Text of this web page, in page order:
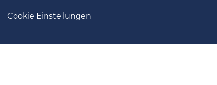
Cookie Einstellungen